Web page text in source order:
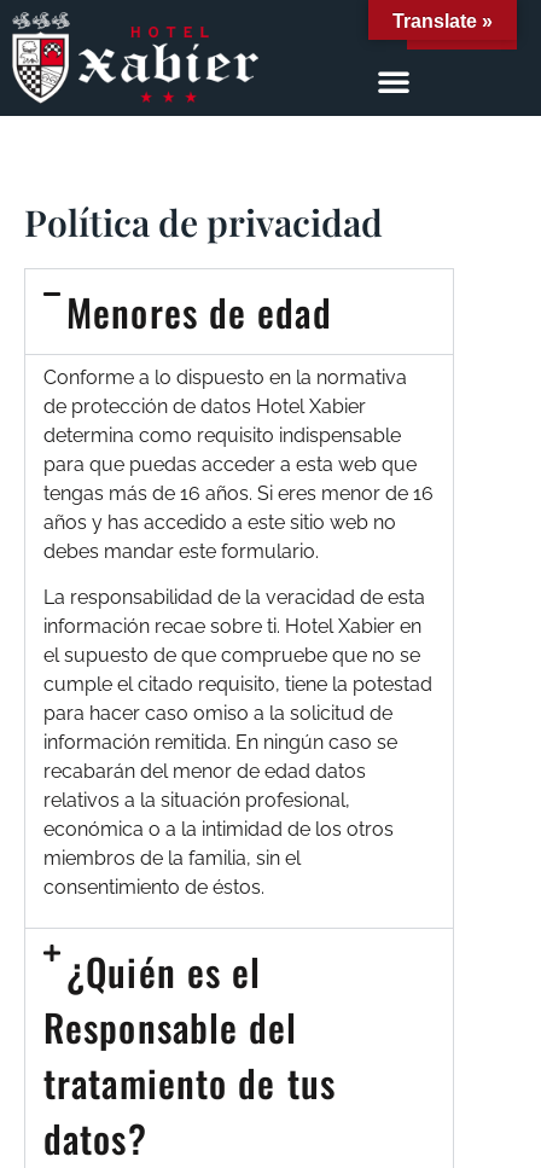
RESERVAR
Política de privacidad
Menores de edad
Conforme a lo dispuesto en la normativa
de protección de datos Hotel Xabier
determina como requisito indispensable
para que puedas acceder a esta web que
tengas más de 16 años. Si eres menor de 16
años y has accedido a este sitio web no
debes mandar este formulario.
La responsabilidad de la veracidad de esta
información recae sobre ti. Hotel Xabier en
el supuesto de que compruebe que no se
cumple el citado requisito, tiene la potestad
para hacer caso omiso a la solicitud de
información remitida. En ningún caso se
recabarán del menor de edad datos
relativos a la situación profesional,
económica o a la intimidad de los otros
miembros de la familia, sin el
consentimiento de éstos.
¿Quién es el
Responsable del
tratamiento de tus
datos?
Translate »